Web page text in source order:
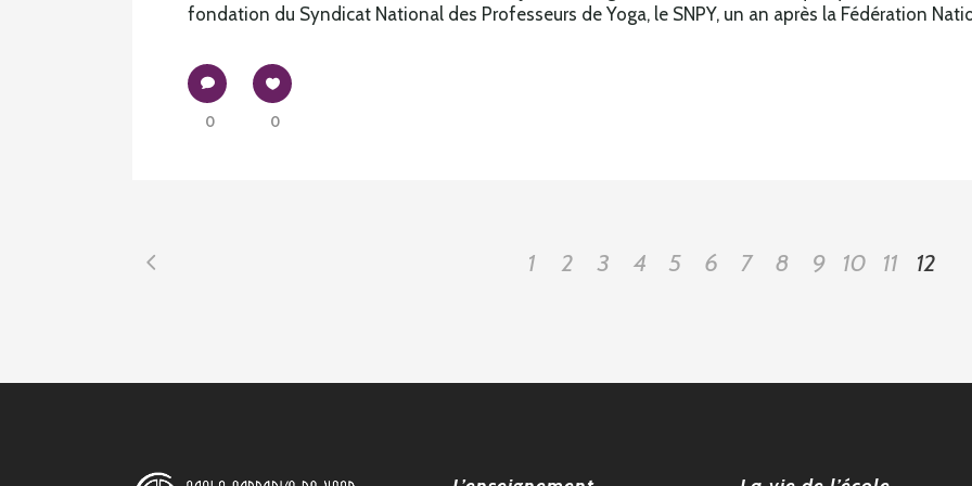
fondation du Syndicat National des Professeurs de Yoga, le SNPY, un an après la Fédération
0 0
1 2 3 4 5 6 7 8 9 10 11 12